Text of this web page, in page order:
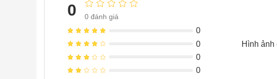
0 0 đánh giá
0
0
0
0
Hình ảnh